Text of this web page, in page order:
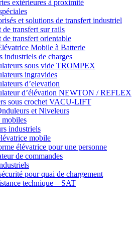
extérieures à proximité
et solutions de transfert industriel
de transfert sur rails
de transfert orientable
Mobile à Batterie
industriels de charges
sous vide TROMPEX
ingravides
d’elevation
d’élévation NEWTON / REFLEX
sous crochet VACU-LIFT
et Niveleurs
mobiles
industriels
mobile
élévatrice pour une personne
de commandes
pour quai de chargement
technique – SAT